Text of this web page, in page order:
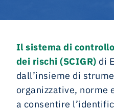
Il sistema di
dei rischi (SCIGR) di
dall’insieme di
organizzative, norme
a consentire